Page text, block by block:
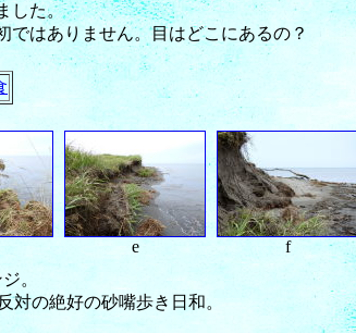
した。
はありません。目はどこにあるの？
e
f
。
対の絶好の砂嘴歩き日和。